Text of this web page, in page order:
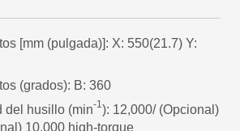
[mm (pulgada)]: X: 550(21.7) Y:
(grados): B: 360
del husillo (min-1): 12,000/ (Opcional)
10,000 high-torque